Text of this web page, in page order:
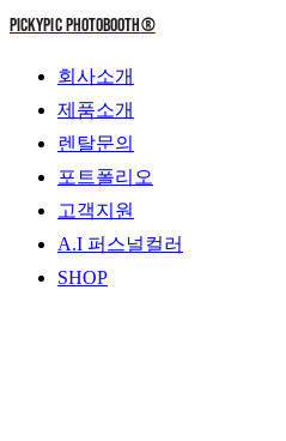
PICKYPIC PHOTOBOOTH®
회사소개
제품소개
렌탈문의
포트폴리오
고객지원
A.I 퍼스널컬러
SHOP